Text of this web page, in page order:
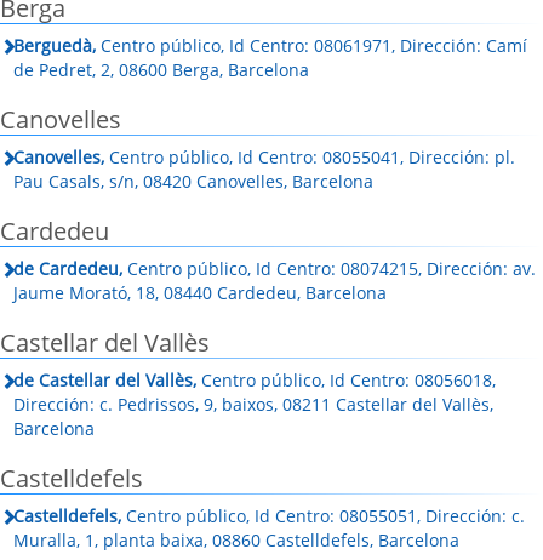
Berga
Berguedà, Centro público, Id Centro: 08061971, Dirección: Camí
de Pedret, 2, 08600 Berga, Barcelona
Canovelles
Canovelles, Centro público, Id Centro: 08055041, Dirección: pl.
Pau Casals, s/n, 08420 Canovelles, Barcelona
Cardedeu
de Cardedeu, Centro público, Id Centro: 08074215, Dirección: av.
Jaume Morató, 18, 08440 Cardedeu, Barcelona
Castellar del Vallès
de Castellar del Vallès, Centro público, Id Centro: 08056018,
Dirección: c. Pedrissos, 9, baixos, 08211 Castellar del Vallès,
Barcelona
Castelldefels
Castelldefels, Centro público, Id Centro: 08055051, Dirección: c.
Muralla, 1, planta baixa, 08860 Castelldefels, Barcelona